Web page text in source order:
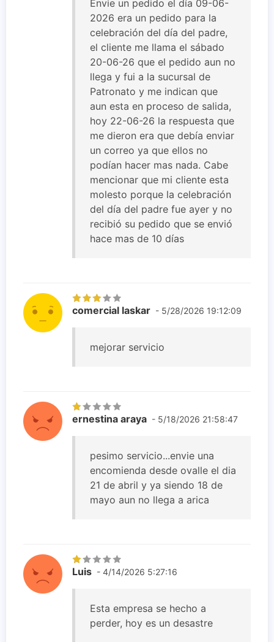
Envie un pedido el día 09-06-
2026 era un pedido para la
celebración del día del padre,
el cliente me llama el sábado
20-06-26 que el pedido aun no
llega y fui a la sucursal de
Patronato y me indican que
aun esta en proceso de salida,
hoy 22-06-26 la respuesta que
me dieron era que debía enviar
un correo ya que ellos no
podían hacer mas nada. Cabe
mencionar que mi cliente esta
molesto porque la celebración
del día del padre fue ayer y no
recibió su pedido que se envió
hace mas de 10 días
comercial laskar - 5/28/2026 19:12:09
mejorar servicio
ernestina araya - 5/18/2026 21:58:47
pesimo servicio...envie una
encomienda desde ovalle el dia
21 de abril y ya siendo 18 de
mayo aun no llega a arica
Luis - 4/14/2026 5:27:16
Esta empresa se hecho a
perder, hoy es un desastre